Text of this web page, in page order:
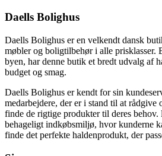
Daells Bolighus
Daells Bolighus er en velkendt dansk
møbler og boligtilbehør i alle prisklasser.
byen, har denne butik et bredt udvalg af
budget og smag.
Daells Bolighus er kendt for sin
medarbejdere, der er i stand til at
finde de rigtige produkter til deres
behageligt indkøbsmiljø, hvor kunderne
finde det perfekte haldenprodukt, der